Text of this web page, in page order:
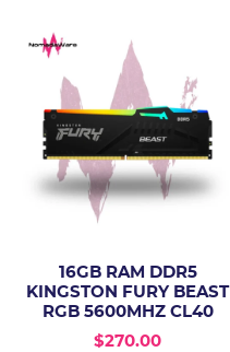
16GB RAM DDR5
KINGSTON FURY BEAST
RGB 5600MHZ CL40
$270.00